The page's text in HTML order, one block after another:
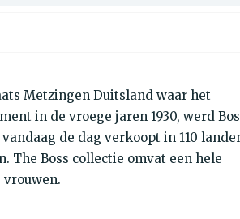
Metzingen Duitsland waar het
in de vroege jaren 1930, werd
de dag verkoopt in 110
The Boss collectie omvat een hele